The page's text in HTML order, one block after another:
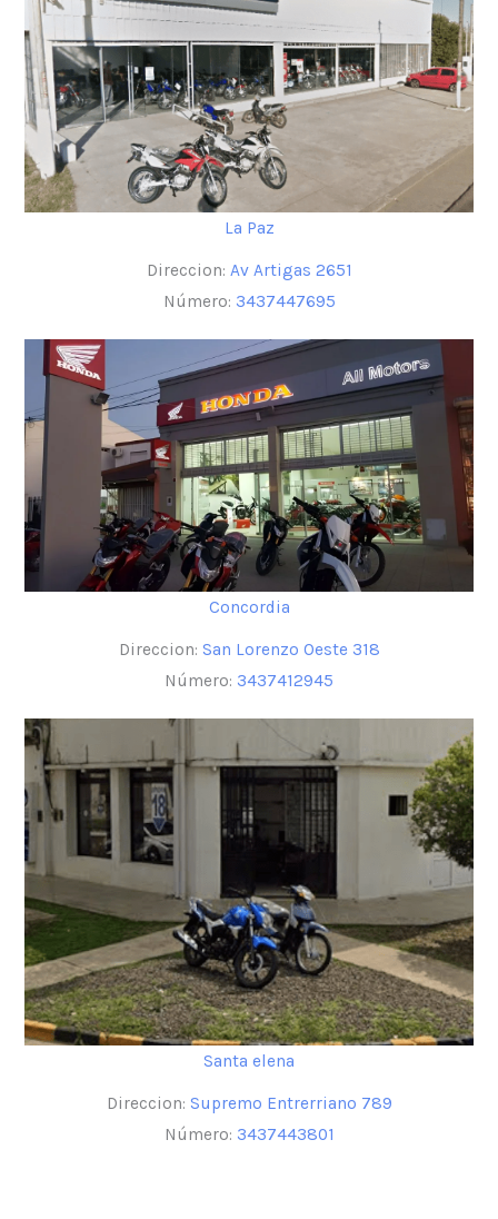
La Paz
Direccion: Av Artigas 2651
Número: 3437447695
Concordia
Direccion: San Lorenzo Oeste 318
Número: 3437412945
Santa elena
Direccion: Supremo Entrerriano 789
Número: 3437443801